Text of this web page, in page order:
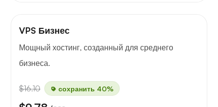
VPS Бизнес
Мощный хостинг, созданный для среднего
бизнеса.
$16.10 сохранить 40%